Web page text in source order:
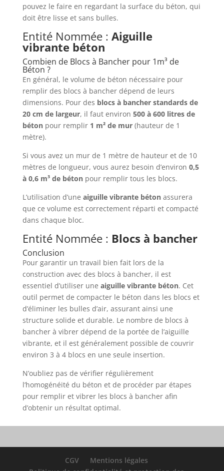
pouvez le faire en regardant la surface du béton, qui
doit être lisse et sans bulles.
Entité Nommée : Aiguille
vibrante béton
Combien de Blocs à Bancher pour 1m³ de
Béton ?
En général, le volume de béton nécessaire pour
remplir des blocs à bancher dépend de leurs
dimensions. Pour des blocs à bancher standards de
20 cm de largeur, il faut environ 500 à 600 litres de
bétonpour remplir 1 m² de mur(hauteur de 1
mètre).
Si vous avez un mur de 1 mètre de hauteur et de 10
mètres de longueur, vous aurez besoin d’environ 0,5
à 0,6 m³ de bétonpour remplir tous les blocs.
L’utilisation d’une aiguille vibrante bétonassurera
que ce volume est correctement réparti et compacté
dans chaque bloc.
Entité Nommée : Blocs à bancher
Conclusion
Pour garantir un travail bien fait lors de la
construction avec des blocs à bancher, il est
essentiel d’utiliser une aiguille vibrante béton. Cet
outil permet de compacter le béton dans les blocs et
d’éliminer les bulles d’air, assurant ainsi une
structure solide et durable. Le nombre de blocs à
bancher à vibrer dépend de la portée de l’aiguille
vibrante, et il est généralement possible de couvrir
environ 3 à 4 blocs en une seule insertion.
N’oubliez pas de vérifier régulièrement
l’homogénéité du béton et de procéder par étapes
pour remplir et vibrer les blocs à bancher afin
d’obtenir un résultat optimal.
CGV
Mentions légales